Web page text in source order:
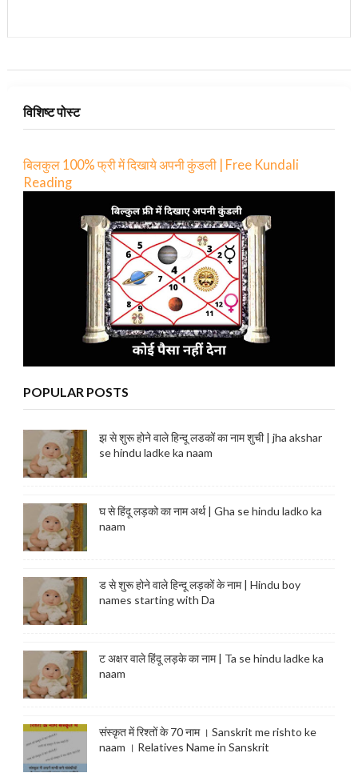
विशिष्ट पोस्ट
बिलकुल 100% फ्री में दिखाये अपनी कुंडली | Free Kundali
Reading
POPULAR POSTS
झ से शुरू होने वाले हिन्दू लडकों का नाम शुची | jha akshar
se hindu ladke ka naam
घ से हिंदू लड़को का नाम अर्थ | Gha se hindu ladko ka
naam
ड से शुरू होने वाले हिन्दू लड़कों के नाम | Hindu boy
names starting with Da
ट अक्षर वाले हिंदू लड़के का नाम | Ta se hindu ladke ka
naam
संस्कृत में रिश्तों के 70 नाम । Sanskrit me rishto ke
naam । Relatives Name in Sanskrit